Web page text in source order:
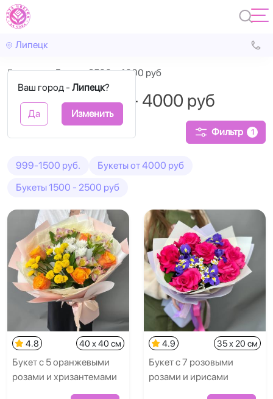
Липецк
Ваш город - Липецк?
Да Изменить
Главная Букеты 2500 - 4000 руб
Букеты от 2500 - 4000 руб
Фильтр 1
999-1500 руб.
Букеты от 4000 руб
Букеты 1500 - 2500 руб
4.8 40 x 40 см
Букет с 5 оранжевыми
розами и хризантемами
4.9 35 x 20 см
Букет с 7 розовыми
розами и ирисами